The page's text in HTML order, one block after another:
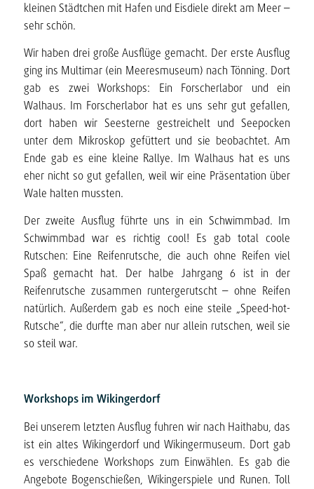
kleinen Städtchen mit Hafen und Eisdiele direkt am Meer –
sehr schön.
Wir haben drei große Ausflüge gemacht. Der erste Ausflug
ging ins Multimar (ein Meeresmuseum) nach Tönning. Dort
gab es zwei Workshops: Ein Forscherlabor und ein
Walhaus. Im Forscherlabor hat es uns sehr gut gefallen,
dort haben wir Seesterne gestreichelt und Seepocken
unter dem Mikroskop gefüttert und sie beobachtet. Am
Ende gab es eine kleine Rallye. Im Walhaus hat es uns
eher nicht so gut gefallen, weil wir eine Präsentation über
Wale halten mussten.
Der zweite Ausflug führte uns in ein Schwimmbad. Im
Schwimmbad war es richtig cool! Es gab total coole
Rutschen: Eine Reifenrutsche, die auch ohne Reifen viel
Spaß gemacht hat. Der halbe Jahrgang 6 ist in der
Reifenrutsche zusammen runtergerutscht – ohne Reifen
natürlich. Außerdem gab es noch eine steile „Speed-hot-
Rutsche“, die durfte man aber nur allein rutschen, weil sie
so steil war.
Workshops im Wikingerdorf
Bei unserem letzten Ausflug fuhren wir nach Haithabu, das
ist ein altes Wikingerdorf und Wikingermuseum. Dort gab
es verschiedene Workshops zum Einwählen. Es gab die
Angebote Bogenschießen, Wikingerspiele und Runen. Toll